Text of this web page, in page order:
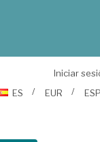
Iniciar
ES
EUR